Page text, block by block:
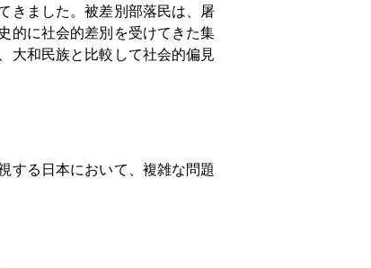
きました。被差別部落民は、屠
的に社会的差別を受けてきた集
大和民族と比較して社会的偏見
する日本において、複雑な問題